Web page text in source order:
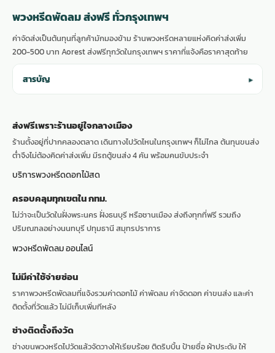
พวงหรีดพัดลม ส่งฟรี ทั่วกรุงเทพฯ
ค่าจัดส่งเป็นต้นทุนที่ลูกค้ามักมองข้าม ร้านพวงหรีดหลายแห่งคิดค่าส่งเพิ่ม
200-500 บาท Aorest ส่งฟรีทุกวัดในกรุงเทพฯ ราคาที่แจ้งคือราคาสุดท้าย
สารบัญ ▾
ส่งฟรีเพราะร้านอยู่ใจกลางเมือง
ร้านตั้งอยู่ที่ปากคลองตลาด เดินทางไปวัดไหนในกรุงเทพฯ ก็ไม่ไกล ต้นทุนขนส่ง
ต่ำจึงไม่ต้องคิดค่าส่งเพิ่ม มีรถตู้ขนส่ง 4 คัน พร้อมคนขับประจำ
บริการพวงหรีดดอกไม้สด
ครอบคลุมทุกเขตใน กทม.
ไม่ว่าจะเป็นวัดในฝั่งพระนคร ฝั่งธนบุรี หรือชานเมือง ส่งถึงทุกที่ฟรี รวมถึง
ปริมณฑลอย่างนนทบุรี ปทุมธานี สมุทรปราการ
พวงหรีดพัดลม ออนไลน์
ไม่มีค่าใช้จ่ายซ่อน
ราคาพวงหรีดพัดลมที่แจ้งรวมค่าดอกไม้ ค่าพัดลม ค่าจัดดอก ค่าขนส่ง และค่า
ติดตั้งที่วัดแล้ว ไม่มีเก็บเพิ่มทีหลัง
ช่างติดตั้งถึงวัด
ช่างขนพวงหรีดไปวัดแล้วจัดวางให้เรียบร้อย ติดริบบิ้น ป้ายชื่อ ผ้าประดับ ให้